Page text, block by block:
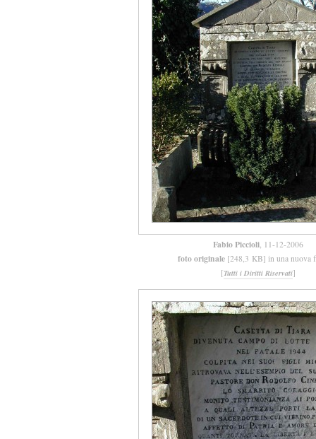
Fabio Piccioli, 11-12-2006
foto originale [248,3 KB] in una nuova
[Tutti i Diritti Riservati]